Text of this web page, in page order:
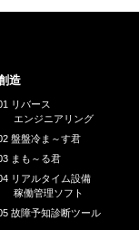
造
リバース
エンジニアリング
盤盤冷ま～す君
まも～る君
リアルタイム設備
稼働管理ソフト
故障予知診断ツール